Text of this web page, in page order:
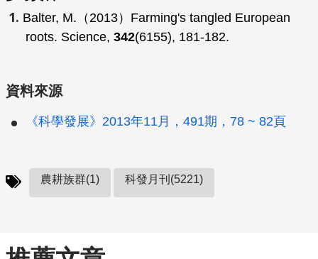
Balter, M.（2013）Farming's tangled European
roots. Science, 342(6155), 181-182.
資料來源
《科學發展》2013年11月，491期，78 ~ 82頁
農耕族群(1) 科發月刊(5221)